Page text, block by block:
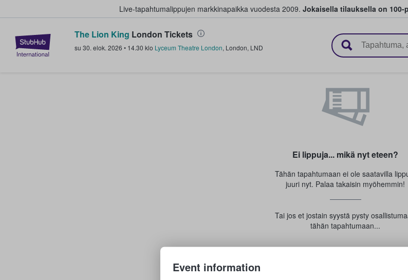
Live-tapahtumalippujen markkinapaikka vuodesta 2009. Jokaisella tilauksella on
StubHub - missä fanit ostavat ja myyvät lippuja
The Lion King London Tickets
su 30. elok. 2026 • 14.30 klo Lyceum Theatre London, London, LND
Ei lippuja... mikä nyt eteen?
Tähän tapahtumaan ei ole saatavilla
juuri nyt. Palaa takaisin myöhemmin!
Tai jos et jostain syystä pysty
tähän tapahtumaan...
Event information